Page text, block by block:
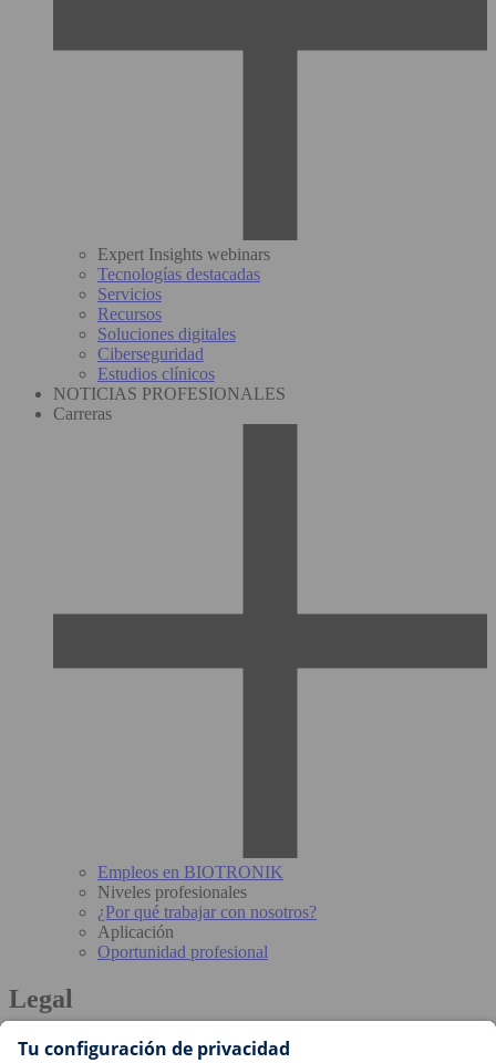
Expert Insights webinars
Tecnologías destacadas
Servicios
Recursos
Soluciones digitales
Ciberseguridad
Estudios clínicos
NOTICIAS PROFESIONALES
Carreras
Empleos en BIOTRONIK
Niveles profesionales
¿Por qué trabajar con nosotros?
Aplicación
Oportunidad profesional
Legal
Términos y Condiciones de BIOTRONIK